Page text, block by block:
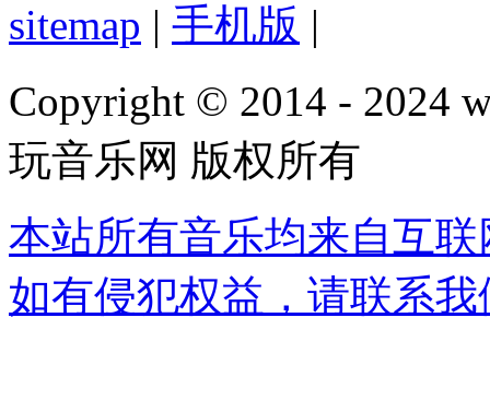
sitemap | 手机版 |
Copyright © 2014 - 2024
玩音乐网 版权所有
本站所有音乐均来自互
如有侵犯权益，请联系